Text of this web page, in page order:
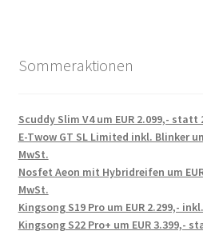
Sommeraktionen
Scuddy Slim V4 um EUR 2.099,- statt
E-Twow GT SL Limited inkl. Blinker
MwSt.
Nosfet Aeon mit Hybridreifen um
MwSt.
Kingsong S19 Pro um EUR 2.299,-
Kingsong S22 Pro+ um EUR 3.399,-